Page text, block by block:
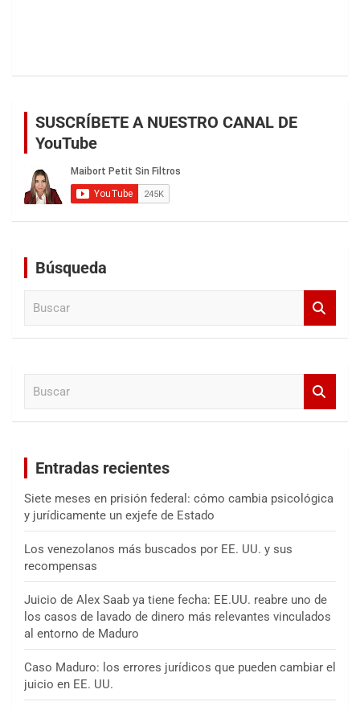
SUSCRÍBETE A NUESTRO CANAL DE
YouTube
Búsqueda
Entradas recientes
Siete meses en prisión federal: cómo cambia psicológica
y jurídicamente un exjefe de Estado
Los venezolanos más buscados por EE. UU. y sus
recompensas
Juicio de Alex Saab ya tiene fecha: EE.UU. reabre uno de
los casos de lavado de dinero más relevantes vinculados
al entorno de Maduro
Caso Maduro: los errores jurídicos que pueden cambiar el
juicio en EE. UU.